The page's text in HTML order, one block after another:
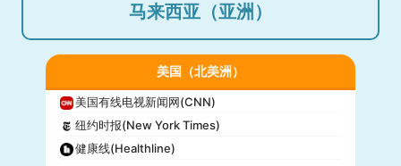
马来西亚（亚洲）
美国（北美洲）
美国有线电视新闻网(CNN)
纽约时报(New York Times)
健康线(Healthline)